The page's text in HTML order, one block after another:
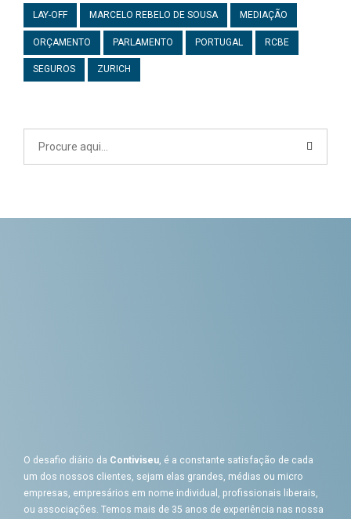
LAY-OFF MARCELO REBELO DE SOUSA MEDIAÇÃO
ORÇAMENTO PARLAMENTO PORTUGAL RCBE
SEGUROS ZURICH
O desafio diário da Contiviseu, é a constante satisfação de cada
um dos nossos clientes, sejam elas grandes, médias ou micro
empresas, empresários em nome individual, profissionais liberais,
ou associações. Temos mais de 35 anos de experiência nas nossa